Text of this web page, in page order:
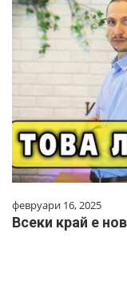
февруари 16, 2025
Всеки край е